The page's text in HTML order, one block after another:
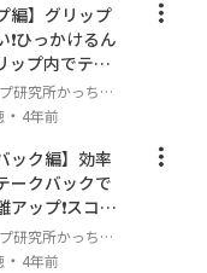
編】グリップ
❗️ひっかけるん
ップ内でテコ
かせて簡単飛
研究所かっちゃ
・ 4年前
ック編】効率
ークバックで
ップ❗️スコア
研究所かっちゃ
・ 4年前